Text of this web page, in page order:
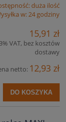
duża ilość
w:24 godziny
15,91 zł
VAT, bez kosztów
dostawy
netto: 12,93 zł
DO KOSZYKA